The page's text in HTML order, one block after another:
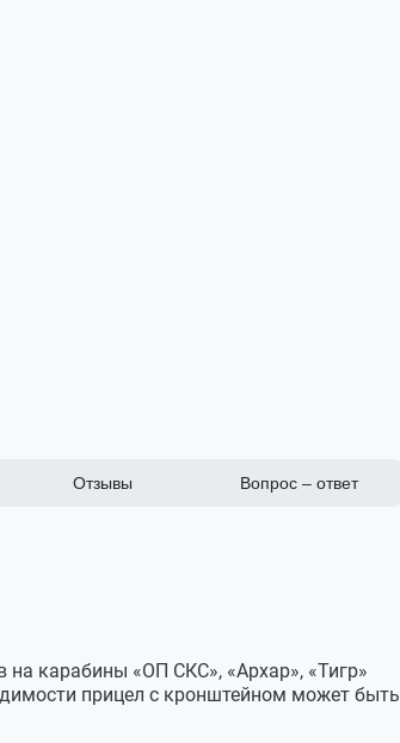
Отзывы
Вопрос – ответ
на карабины «ОП СКС», «Архар», «Тигр»
прицел с кронштейном может быть